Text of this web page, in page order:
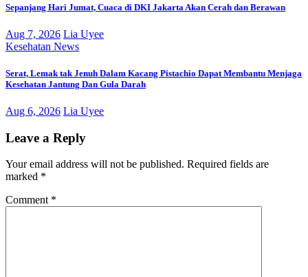
Sepanjang Hari Jumat, Cuaca di DKI Jakarta Akan Cerah dan Berawan
Aug 7, 2026 Lia Uyee
Kesehatan News
Serat, Lemak tak Jenuh Dalam Kacang Pistachio Dapat Membantu Menjaga
Kesehatan Jantung Dan Gula Darah
Aug 6, 2026 Lia Uyee
Leave a Reply
Your email address will not be published. Required fields are
marked *
Comment *